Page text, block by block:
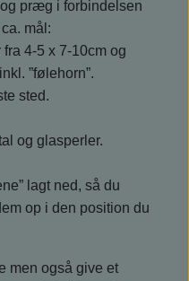
præg i forbindelsen
mål:
4-5 x 7-10cm og
”følehorn”.
sted.
og glasperler.
lagt ned, så du
op i den position du
men også give et